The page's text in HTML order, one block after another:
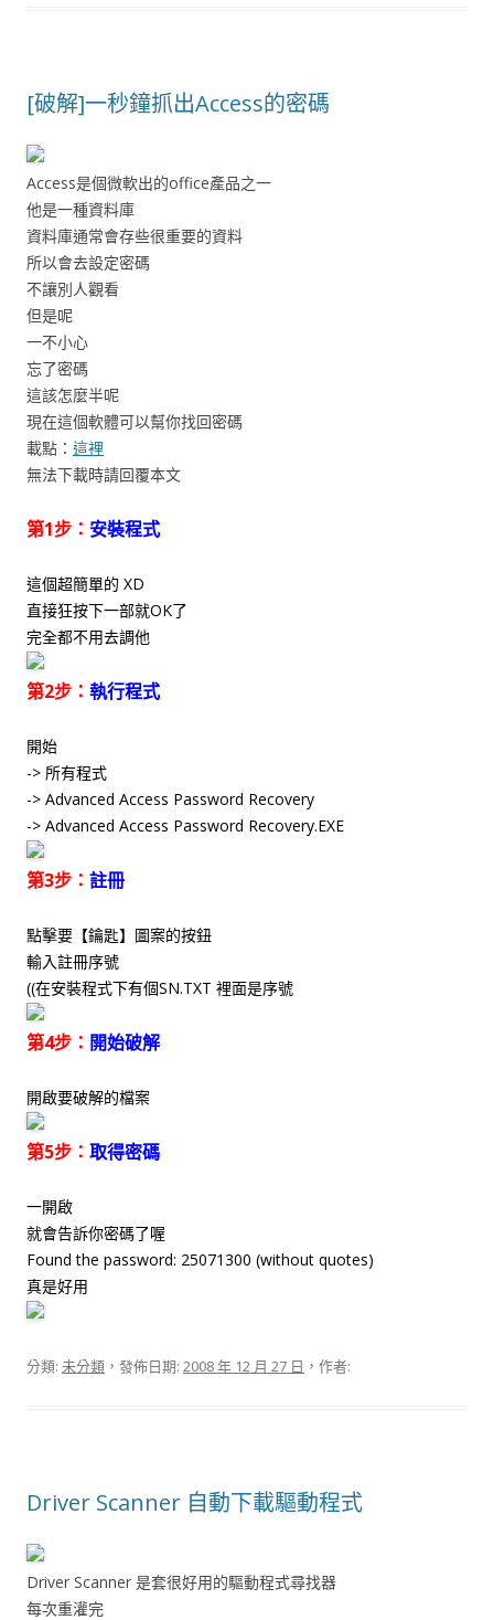
[破解]一秒鐘抓出Access的密碼
Access是個微軟出的office產品之一
他是一種資料庫
資料庫通常會存些很重要的資料
所以會去設定密碼
不讓別人觀看
但是呢
一不小心
忘了密碼
這該怎麼半呢
現在這個軟體可以幫你找回密碼
載點： 這裡
無法下載時請回覆本文
第1步： 安裝程式
這個超簡單的 XD
直接狂按下一部就OK了
完全都不用去調他
第2步： 執行程式
開始
-> 所有程式
-> Advanced Access Password Recovery
-> Advanced Access Password Recovery.EXE
第3步： 註冊
點擊要【鑰匙】圖案的按鈕
輸入註冊序號
((在安裝程式下有個SN.TXT 裡面是序號
第4步： 開始破解
開啟要破解的檔案
第5步： 取得密碼
一開啟
就會告訴你密碼了喔
Found the password: 25071300 (without quotes)
真是好用
分類: 未分類 ，發佈日期: 2008 年 12 月 27 日 ，作者:
Driver Scanner 自動下載驅動程式
Driver Scanner 是套很好用的驅動程式尋找器
每次重灌完